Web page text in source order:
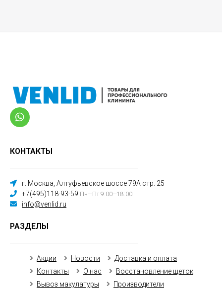
КОНТАКТЫ
г. Москва, Алтуфьевское шоссе 79А стр. 25
+7(495)118-93-59 Пн—Пт 9:00—18:00
info@venlid.ru
РАЗДЕЛЫ
Акции Новости
Доставка и оплата
Контакты
О нас
Восстановление щеток
Вывоз макулатуры
Производители